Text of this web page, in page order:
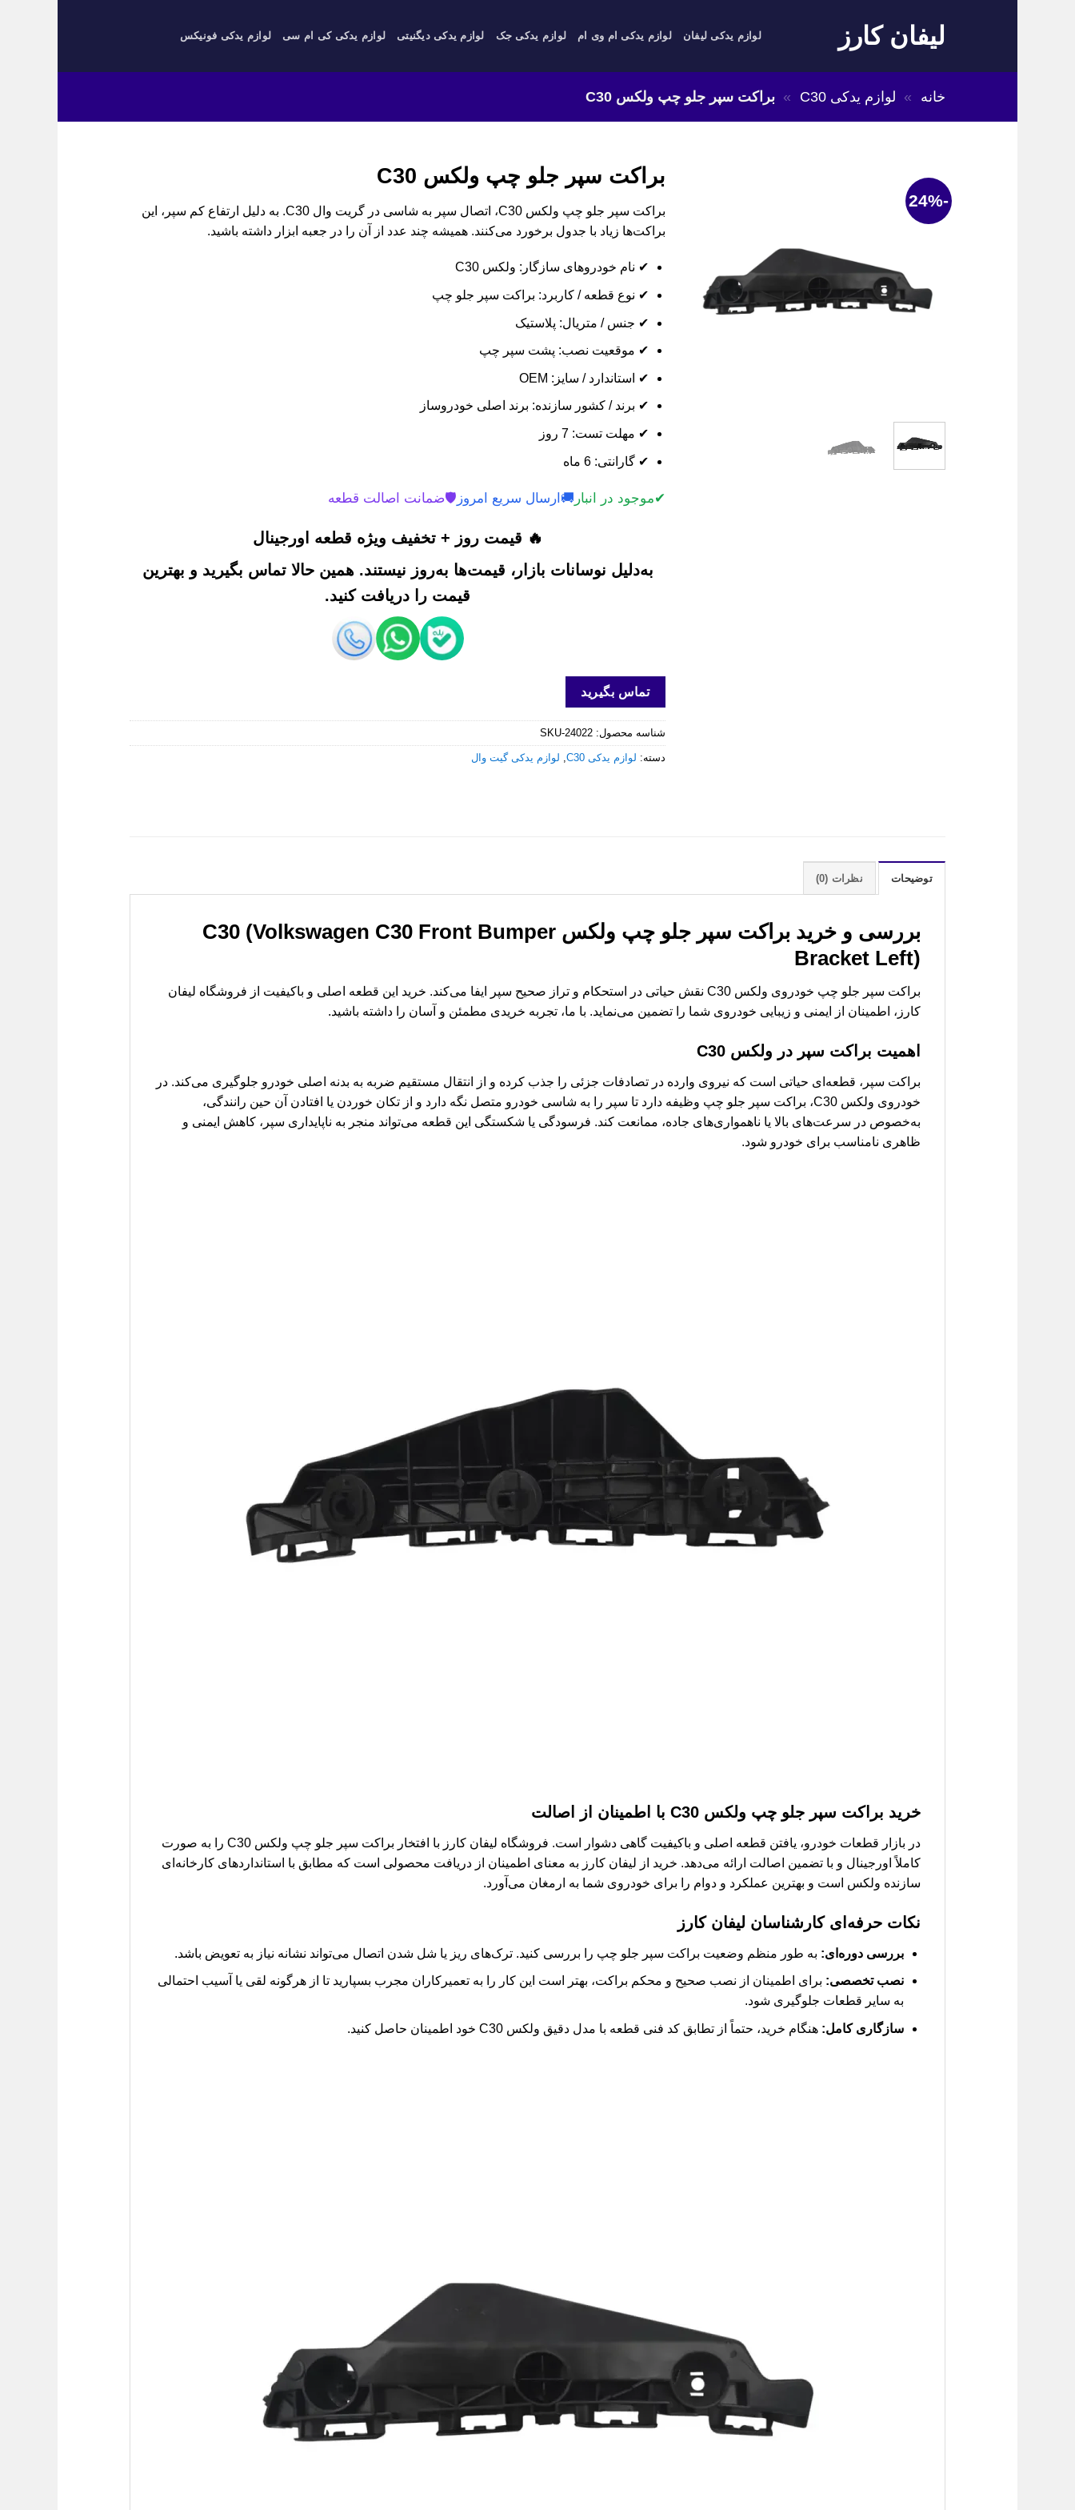
لیفان کارز لوازم یدکی لیفان لوازم یدکی ام وی ام لوازم یدکی جک لوازم یدکی دیگنیتی لوازم یدکی کی ام سی لوازم یدکی فونیکس
خانه » لوازم یدکی C30 » براکت سپر جلو چپ ولکس C30
-24%
براکت سپر جلو چپ ولکس C30
براکت سپر جلو چپ ولکس C30، اتصال سپر به شاسی در گریت وال C30. به دلیل ارتفاع کم سپر، این
براکت‌ها زیاد با جدول برخورد می‌کنند. همیشه چند عدد از آن را در جعبه ابزار داشته باشید.
✔ نام خودروهای سازگار: ولکس C30
✔ نوع قطعه / کاربرد: براکت سپر جلو چپ
✔ جنس / متریال: پلاستیک
✔ موقعیت نصب: پشت سپر چپ
✔ استاندارد / سایز: OEM
✔ برند / کشور سازنده: برند اصلی خودروساز
✔ مهلت تست: 7 روز
✔ گارانتی: 6 ماه
✔موجود در انبار 🚚 ارسال سریع امروز 🛡️ضمانت اصالت قطعه
🔥 قیمت روز + تخفیف ویژه قطعه اورجینال
به‌دلیل نوسانات بازار، قیمت‌ها به‌روز نیستند. همین حالا تماس بگیرید و بهترین
قیمت را دریافت کنید.
تماس بگیرید
شناسه محصول: SKU-24022
دسته: لوازم یدکی C30 لوازم یدکی گیت وال
توضیحات نظرات (0)
بررسی و خرید
براکت سپر جلو چپ ولکس C30 (Volkswagen C30 Front Bumper
Bracket Left)
براکت سپر جلو چپ خودروی ولکس C30 نقش حیاتی در استحکام و تراز صحیح سپر ایفا می‌کند. خرید این قطعه اصلی و باکیفیت از فروشگاه لیفان
کارز، اطمینان از ایمنی و زیبایی خودروی شما را تضمین می‌نماید. با ما، تجربه خریدی مطمئن و آسان را داشته باشید.
اهمیت براکت سپر در ولکس C30
براکت سپر، قطعه‌ای حیاتی است که نیروی وارده در تصادفات جزئی را جذب کرده و از انتقال مستقیم ضربه به بدنه اصلی خودرو جلوگیری می‌کند. در
خودروی ولکس C30، براکت سپر جلو چپ وظیفه دارد تا سپر را به شاسی خودرو متصل نگه دارد و از تکان خوردن یا افتادن آن حین رانندگی،
به‌خصوص در سرعت‌های بالا یا ناهمواری‌های جاده، ممانعت کند. فرسودگی یا شکستگی این قطعه می‌تواند منجر به ناپایداری سپر، کاهش ایمنی و
ظاهری نامناسب برای خودرو شود.
خرید براکت سپر جلو چپ ولکس C30 با اطمینان از اصالت
در بازار قطعات خودرو، یافتن قطعه اصلی و باکیفیت گاهی دشوار است. فروشگاه لیفان کارز با افتخار براکت سپر جلو چپ ولکس C30 را به صورت
کاملاً اورجینال و با تضمین اصالت ارائه می‌دهد. خرید از لیفان کارز به معنای اطمینان از دریافت محصولی است که مطابق با استانداردهای کارخانه‌ای
سازنده ولکس است و بهترین عملکرد و دوام را برای خودروی شما به ارمغان می‌آورد.
نکات حرفه‌ای کارشناسان لیفان کارز
بررسی دوره‌ای: به طور منظم وضعیت براکت سپر جلو چپ را بررسی کنید. ترک‌های ریز یا شل شدن اتصال می‌تواند نشانه نیاز به تعویض باشد.
نصب تخصصی: برای اطمینان از نصب صحیح و محکم براکت، بهتر است این کار را به تعمیرکاران مجرب بسپارید تا از هرگونه لقی یا آسیب احتمالی
به سایر قطعات جلوگیری شود.
سازگاری کامل: هنگام خرید، حتماً از تطابق کد فنی قطعه با مدل دقیق ولکس C30 خود اطمینان حاصل کنید.